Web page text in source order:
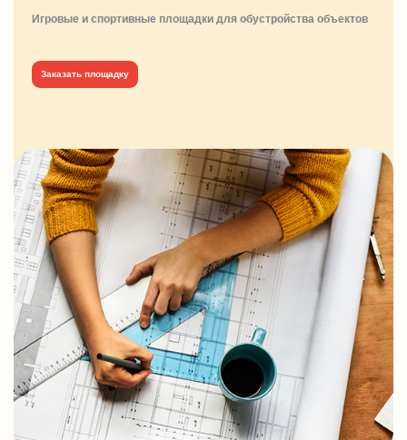
Игровые и спортивные площадки для обуcтройства объектов
Заказать площадку